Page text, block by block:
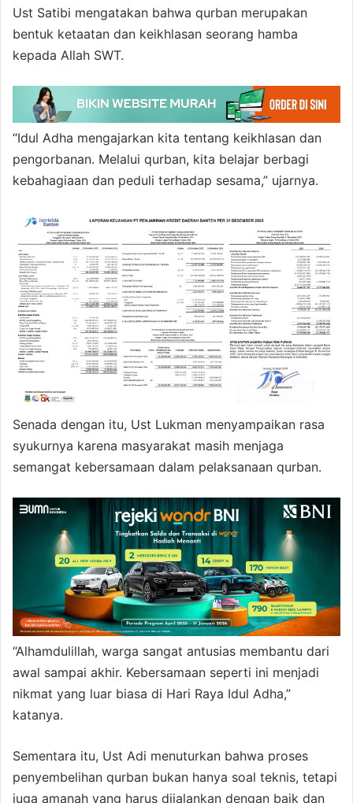
Ust Satibi mengatakan bahwa qurban merupakan
bentuk ketaatan dan keikhlasan seorang hamba
kepada Allah SWT.
“Idul Adha mengajarkan kita tentang keikhlasan dan
pengorbanan. Melalui qurban, kita belajar berbagi
kebahagiaan dan peduli terhadap sesama,” ujarnya.
Senada dengan itu, Ust Lukman menyampaikan rasa
syukurnya karena masyarakat masih menjaga
semangat kebersamaan dalam pelaksanaan qurban.
“Alhamdulillah, warga sangat antusias membantu dari
awal sampai akhir. Kebersamaan seperti ini menjadi
nikmat yang luar biasa di Hari Raya Idul Adha,”
katanya.
Sementara itu, Ust Adi menuturkan bahwa proses
penyembelihan qurban bukan hanya soal teknis, tetapi
juga amanah yang harus dijalankan dengan baik dan